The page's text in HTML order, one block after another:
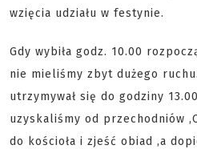
wzięcia udziału w festynie.
Gdy wybiła godz. 10.00
nie mieliśmy zbyt dużego
utrzymywał się do godziny
uzyskaliśmy od przechodniów
do kościoła i zjeść obiad ,a